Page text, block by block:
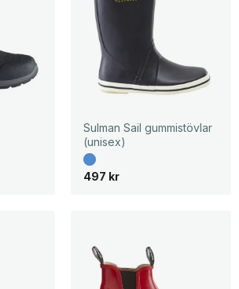
Sulman Sail gummistövlar
(unisex)
497 kr